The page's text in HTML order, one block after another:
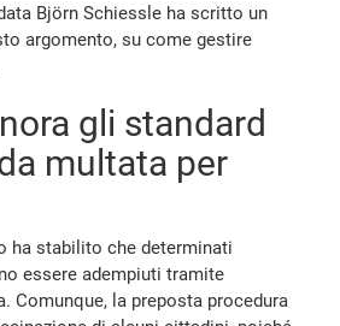
Björn Schiessle ha scritto un
argomento, su come gestire
gli standard
multata per
ha stabilito che determinati
essere adempiuti tramite
Comunque, la preposta procedura